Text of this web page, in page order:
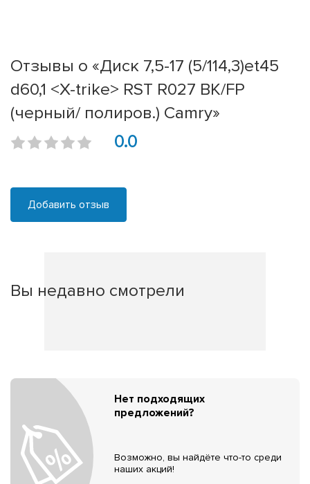
Отзывы о «Диск 7,5-17 (5/114,3)et45
d60,1 <X-trike> RST R027 BK/FP
(черный/ полиров.) Camry»
0.0
Добавить отзыв
Вы недавно смотрели
Нет подходящих
предложений?
Возможно, вы найдёте что-то среди
наших акций!